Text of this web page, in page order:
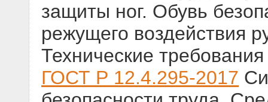
защиты ног. Обувь
режущего воздействия
Технические требования
ГОСТ Р 12.4.295-2017